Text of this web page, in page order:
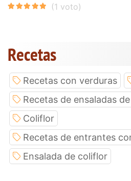
Recetas
Recetas con verduras
Recetas de ensaladas
Coliflor
Recetas de entrantes
Ensalada de coliflor